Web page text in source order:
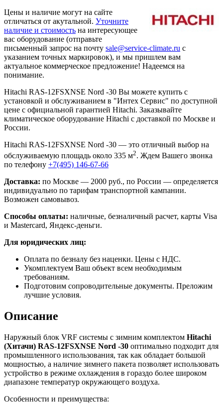
Цены и наличие могут на сайте
отличаться от акутальной. Уточните
наличие и стоимость на интересующее
вас оборудование (отправьте
письменный запрос на почту sale@service-climate.ru с
указанием точных маркировок), и мы пришлем вам
актуальное коммерческое предложение! Надеемся на
понимание.
Hitachi RAS-12FSXNSE Nord -30 Вы можете купить с
установкой и обслуживанием в "Интех Сервис" по доступной
цене с официальной гарантией Hitachi. Заказывайте
климатическое оборудование Hitachi с доставкой по Москве и
России.
Hitachi RAS-12FSXNSE Nord -30 — это отличный выбор на
обслуживаемую площадь около 335 м2. Ждем Вашего звонка
по телефону +7(495) 146-67-66
Доставка: по Москве — 2000 руб., по России — определяется
индивидуально по тарифам транспортной кампании.
Возможен самовывоз.
Способы оплаты: наличные, безналичный расчет, карты Visa
и Mastercard, Яндекс-деньги.
Для юридических лиц:
Оплата по безналу без наценки. Цены с НДС.
Укомплектуем Ваш объект всем необходимым
требованиям.
Подготовим сопроводительные документы. Преложим
лучшие условия.
Описание
Наружный блок VRF системы с зимним комплектом Hitachi
(Хитачи) RAS-12FSXNSE Nord -30 оптимально подходит для
промышленного использования, так как обладает большой
мощностью, а наличие зимнего пакета позволяет использовать
устройство в режиме охлаждения в гораздо более широком
диапазоне температур окружающего воздуха.
Особенности и преимущества: